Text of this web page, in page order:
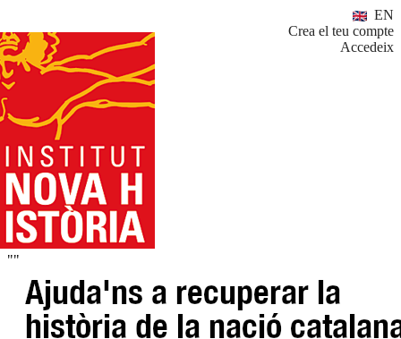
EN
Crea el teu compte
Accedeix
""